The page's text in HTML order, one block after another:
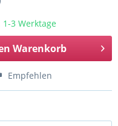
3 Werktage
Warenkorb
Empfehlen